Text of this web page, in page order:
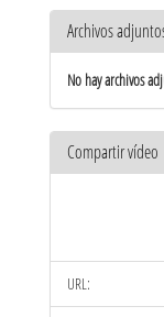
Archivos
No hay archivos
Compartir vídeo
URL: